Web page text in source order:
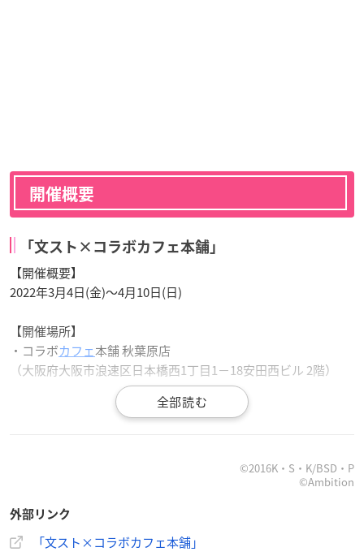
開催概要
「文スト×コラボカフェ本舗」
【開催概要】
2022年3月4日(金)〜4月10日(日)
【開催場所】
・コラボカフェ本舗 秋葉原店
（大阪府大阪市浪速区日本橋西1丁目1−18安田西ビル 2階）
・コラボカフェ本舗 大阪日本橋店
文豪ストレイドッグス 迷ヰ犬怪奇譚
©2016K・S・K/BSD・P
©Ambition
外部リンク
「文スト×コラボカフェ本舗」